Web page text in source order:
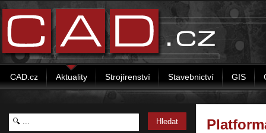
CAD.cz Aktuality Strojírenství Stavebnictví GIS